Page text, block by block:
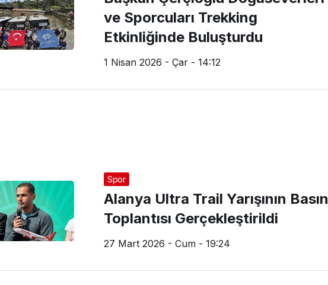
ve Sporcuları Trekking
Etkinliğinde Buluşturdu
1 Nisan 2026 - Çar - 14:12
Spor
Alanya Ultra Trail Yarışının Basın
Toplantısı Gerçekleştirildi
27 Mart 2026 - Cum - 19:24